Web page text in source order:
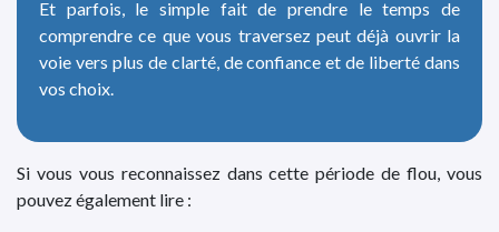
Et parfois, le simple fait de prendre le temps de
comprendre ce que vous traversez peut déjà ouvrir la
voie vers plus de clarté, de confiance et de liberté dans
vos choix.
Si vous vous reconnaissez dans cette période de flou, vous
pouvez également lire :